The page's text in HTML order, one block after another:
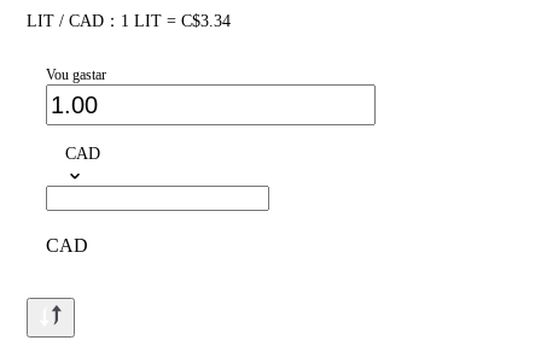
LIT / CAD：1 LIT = C$3.34
Vou gastar
CAD
CAD